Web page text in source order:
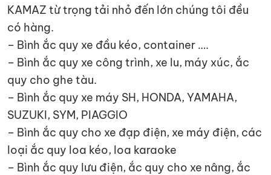
KAMAZ từ trọng tải nhỏ đến lớn chúng tôi đều
có hàng.
– Bình ắc quy xe đầu kéo, container ….
– Bình ắc quy xe công trình, xe lu, máy xúc, ắc
quy cho ghe tàu.
– Bình ắc quy xe máy SH, HONDA, YAMAHA,
SUZUKI, SYM, PIAGGIO
– Bình ắc quy cho xe đạp điện, xe máy điện, các
loại ắc quy loa kéo, loa karaoke
– Bình ắc quy lưu điện, ắc quy cho xe nâng, ắc